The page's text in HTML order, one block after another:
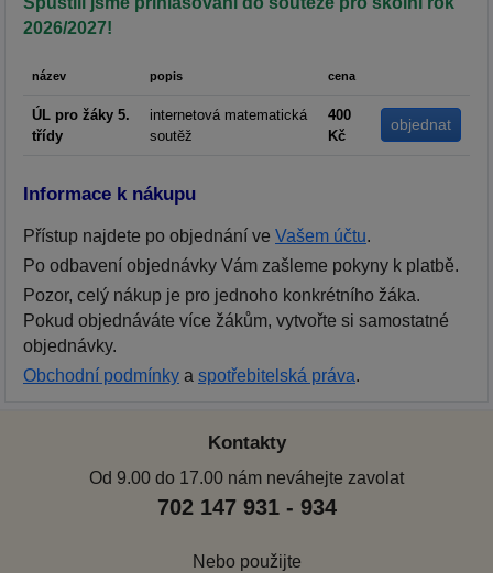
2026/2027!
název popis cena
ÚL pro žáky 5.
třídy
internetová matematická
soutěž
400
Kč
Informace k nákupu
Přístup najdete po objednání ve Vašem účtu.
Po odbavení objednávky Vám zašleme pokyny k platbě.
Pozor, celý nákup je pro jednoho konkrétního žáka.
Pokud objednáváte více žákům, vytvořte si samostatné
objednávky.
Obchodní podmínky a spotřebitelská práva.
Kontakty
Od 9.00 do 17.00 nám neváhejte zavolat
702 147 931 - 934
Nebo použijte